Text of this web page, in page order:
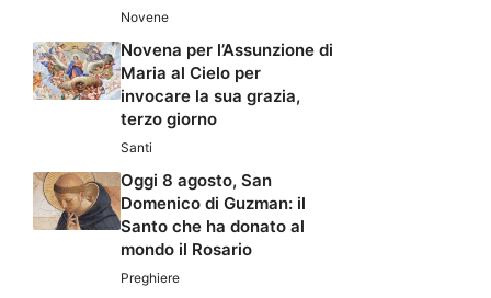
Novene
Novena per l’Assunzione di
Maria al Cielo per
invocare la sua grazia,
terzo giorno
Santi
Oggi 8 agosto, San
Domenico di Guzman: il
Santo che ha donato al
mondo il Rosario
Preghiere